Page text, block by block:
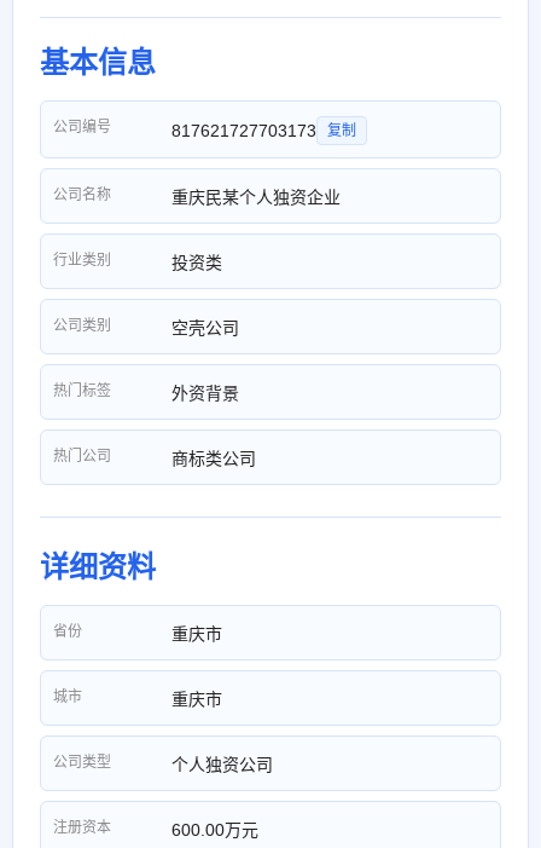
基本信息
公司编号 817621727703173 复制
公司名称 重庆民某个人独资企业
行业类别 投资类
公司类别 空壳公司
热门标签 外资背景
热门公司 商标类公司
详细资料
省份 重庆市
城市 重庆市
公司类型 个人独资公司
注册资本 600.00万元